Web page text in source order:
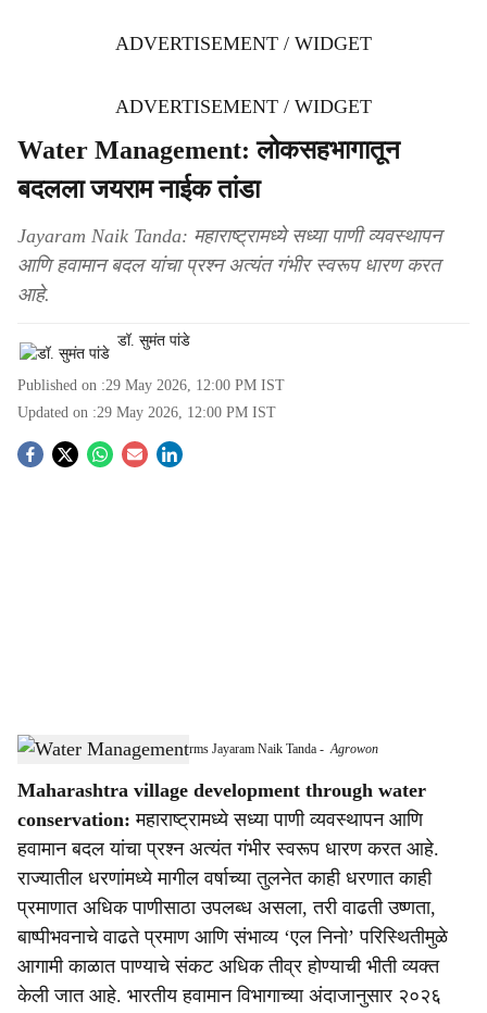
ADVERTISEMENT / WIDGET
ADVERTISEMENT / WIDGET
Water Management: लोकसहभागातून
बदलला जयराम नाईक तांडा
Jayaram Naik Tanda: महाराष्ट्रामध्ये सध्या पाणी व्यवस्थापन
आणि हवामान बदल यांचा प्रश्न अत्यंत गंभीर स्वरूप धारण करत
आहे.
डॉ. सुमंत पांडे
Published on :29 May 2026, 12:00 PM IST
Updated on :29 May 2026, 12:00 PM IST
S
a
r
e
Community Participation Transforms Jayaram Naik Tanda -Agrowon
Maharashtra village development through water
conservation: महाराष्ट्रामध्ये सध्या पाणी व्यवस्थापन आणि
हवामान बदल यांचा प्रश्न अत्यंत गंभीर स्वरूप धारण करत आहे.
राज्यातील धरणांमध्ये मागील वर्षाच्या तुलनेत काही धरणात काही
प्रमाणात अधिक पाणीसाठा उपलब्ध असला, तरी वाढती उष्णता,
बाष्पीभवनाचे वाढते प्रमाण आणि संभाव्य ‘एल निनो’ परिस्थितीमुळे
आगामी काळात पाण्याचे संकट अधिक तीव्र होण्याची भीती व्यक्त
केली जात आहे. भारतीय हवामान विभागाच्या अंदाजानुसार २०२६